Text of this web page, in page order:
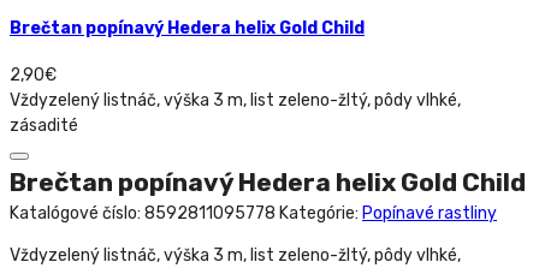
Brečtan popínavý Hedera helix Gold Child
2,90€
Vždyzelený listnáč, výška 3 m, list zeleno-žltý, pôdy vlhké,
zásadité
Brečtan popínavý Hedera helix Gold Child
Katalógové číslo: 8592811095778 Kategórie: Popínavé rastliny
Vždyzelený listnáč, výška 3 m, list zeleno-žltý, pôdy vlhké,